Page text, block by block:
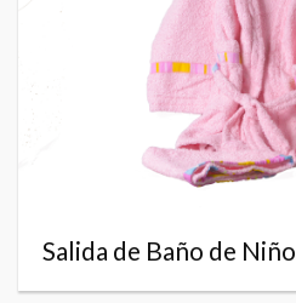
Salida de Baño de Niño